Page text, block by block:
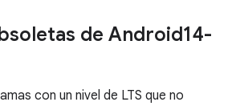
de Android14-
con un nivel de LTS que no